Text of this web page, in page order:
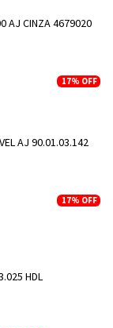
AJ CINZA 4679020
17% OFF
AJ 90.01.03.142
17% OFF
HDL